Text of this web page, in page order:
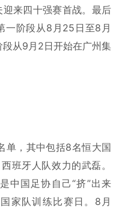
来四十强赛首战。最后
一阶段从8月25日至8月
从9月2日开始在广州集
单，其中包括8名恒大国
班牙人队效力的武磊。
中国足协自己“挤”出来
家队训练比赛日。8月